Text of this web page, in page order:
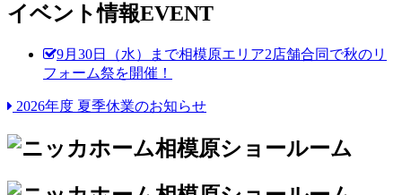
イベント情報EVENT
9月30日（水）まで相模原エリア2店舗合同で秋のリ
フォーム祭を開催！
2026年度 夏季休業のお知らせ